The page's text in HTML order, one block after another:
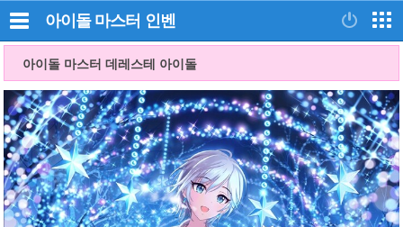
아이돌 마스터 인벤
아이돌 마스터 데레스테 아이돌